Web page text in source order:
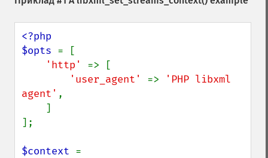
<?php
$opts = [
'http' => [
'user_agent' =>
'PHP libxml
agent' ,
];
$context